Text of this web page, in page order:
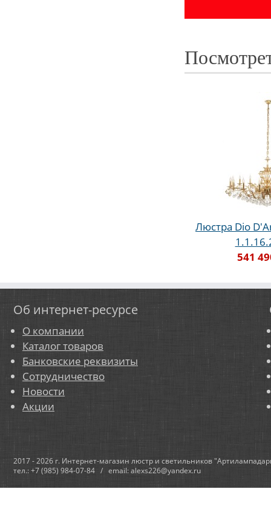
Люстра Dio
541
Об интернет-ресурсе
О компании
Каталог товаров
Банковские реквизиты
Сотрудничество
Новости
Акции
2017 - 2026 г. Интернет-магазин люстр и светильников
тел.: +7 (985) 984-07-84 / email: alexs226@yandex.ru